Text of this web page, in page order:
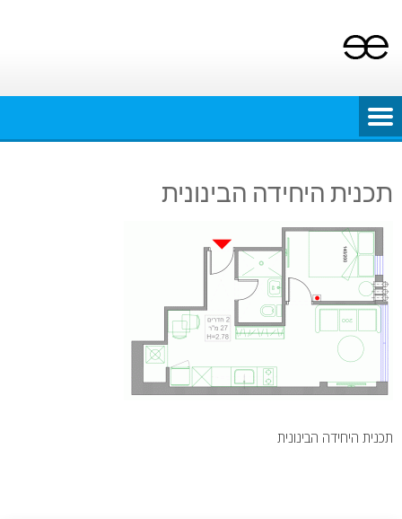
content
תכנית היחידה הבינונית
תכנית היחידה הבינונית